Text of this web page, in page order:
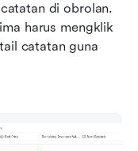
di obrolan.
harus mengklik
catatan guna